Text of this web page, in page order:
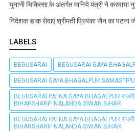
युनानी चिकित्सा के अंतर्गत मानिये मंत्री ने करवाया
निदेशक डाक सेवाएं श्रीमती प्रियंका जैन का पटना
LABELS
BEGUSARAI BEGUSARAI GAYA
BEGUSARAI GAYA BHAGALPUR
BEGUSARAI PATNA GAYA BHAGALPUR
BIHARSHARIF NALANDA SIWAN BIHAR
BEGUSARAI PATNA GAYA BHAGALPUR
BIHARSHARIF NALANDA SIWAN BIHAR